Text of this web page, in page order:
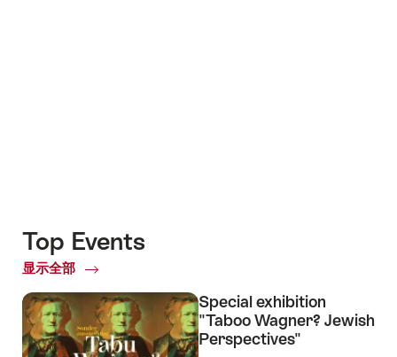
Top Events
显示全部
Top
Special exhibition
"Taboo Wagner? Jewish
Perspectives"